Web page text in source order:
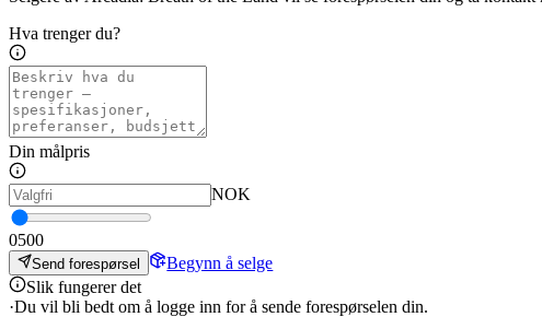
Hva trenger du?
Din målpris
NOK
0500
Send forespørsel
Begynn å selge
Slik fungerer det
·Du vil bli bedt om å logge inn for å sende forespørselen din.